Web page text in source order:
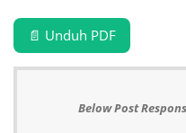
📄 Unduh PDF
Below Post